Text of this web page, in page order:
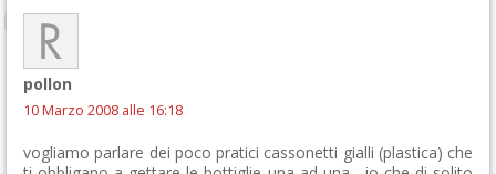
pollon
10 Marzo 2008 alle 16:18
vogliamo parlare dei poco pratici cassonetti gialli (plastica) che